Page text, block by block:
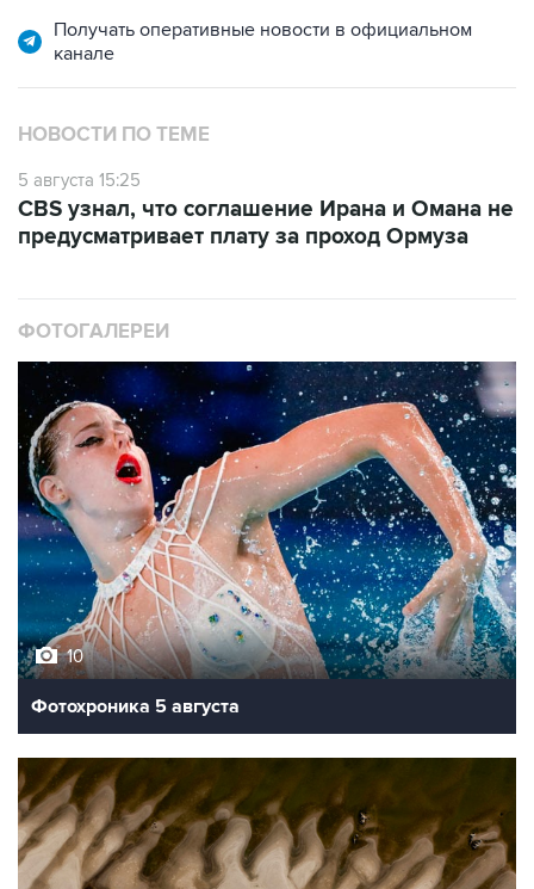
Получать оперативные новости в официальном
канале
НОВОСТИ ПО ТЕМЕ
5 августа 15:25
CBS узнал, что соглашение Ирана и Омана не
предусматривает плату за проход Ормуза
ФОТОГАЛЕРЕИ
10
Фотохроника 5 августа